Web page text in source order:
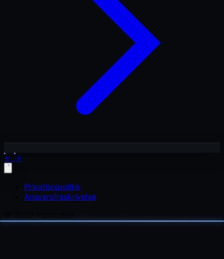
← →
Privatlivspolitik
Ansvarsfraskrivelse